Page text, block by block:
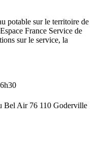
potable sur le territoire de
France Service de
sur le service, la
Bel Air 76 110 Goderville